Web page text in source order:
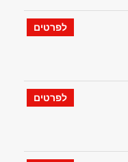
לפרטים
לפרטים